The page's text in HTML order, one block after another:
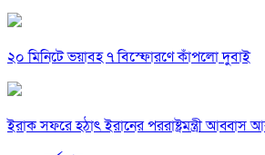
২০ মিনিটে ভয়াবহ ৭ বিস্ফোরণে কাঁপলো দুবাই
ইরাক সফরে হঠাৎ ইরানের পররাষ্ট্রমন্ত্রী আব্বাস